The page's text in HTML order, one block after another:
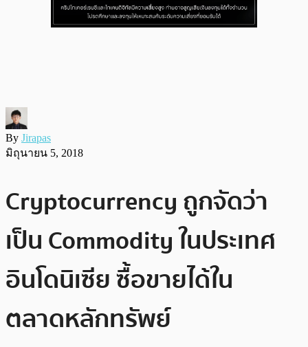
By Jirapas
มิถุนายน 5, 2018
Cryptocurrency ถูกจัดว่า
เป็น Commodity ในประเทศ
อินโดนิเซีย ซื้อขายได้ใน
ตลาดหลักทรัพย์